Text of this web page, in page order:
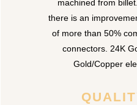
machined from
there is an
of more than 50%
connectors. 24K
Gold/Copper